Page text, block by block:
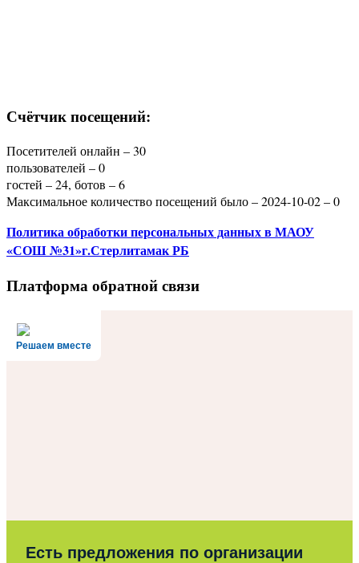
Счётчик посещений:
Посетителей онлайн – 30
пользователей – 0
гостей – 24, ботов – 6
Максимальное количество посещений было – 2024-10-02 – 0
Политикаобработки персональных данныхв МАОУ
«СОШ №31»г.Стерлитамак РБ
Платформа обратной связи
Решаем вместе
Есть предложения по организации